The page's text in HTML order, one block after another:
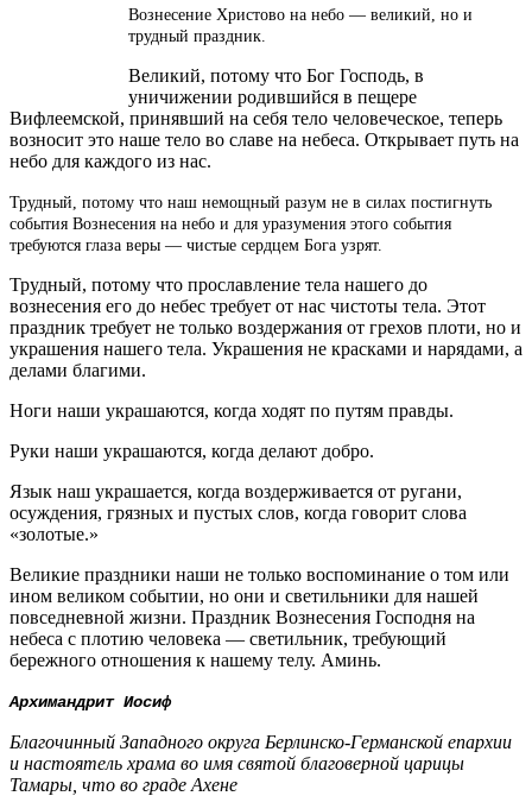
Вознесение Христово на небо — великий, но и
трудный праздник.
Великий, потому что Бог Господь, в
уничижении родившийся в пещере
Вифлеемской, принявший на себя тело человеческое, теперь
возносит это наше тело во славе на небеса. Открывает путь на
небо для каждого из нас.
Трудный, потому что наш немощный разум не в силах постигнуть
события Вознесения на небо и для уразумения этого события
требуются глаза веры — чистые сердцем Бога узрят.
Трудный, потому что прославление тела нашего до
вознесения его до небес требует от нас чистоты тела. Этот
праздник требует не только воздержания от грехов плоти, но и
украшения нашего тела. Украшения не красками и нарядами, а
делами благими.
Ноги наши украшаются, когда ходят по путям правды.
Руки наши украшаются, когда делают добро.
Язык наш украшается, когда воздерживается от ругани,
осуждения, грязных и пустых слов, когда говорит слова
«золотые.»
Великие праздники наши не только воспоминание о том или
ином великом событии, но они и светильники для нашей
повседневной жизни. Праздник Вознесения Господня на
небеса с плотию человека — светильник, требующий
бережного отношения к нашему телу. Аминь.
Архимандрит Иосиф
Благочинный Западного округа Берлинско-Германской епархии
и настоятель храма во имя святой благоверной царицы
Тамары, что во граде Ахене